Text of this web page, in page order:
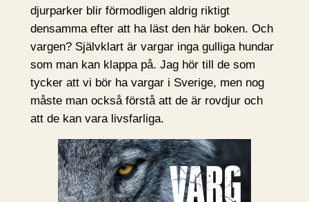
djurparker blir förmodligen aldrig riktigt
densamma efter att ha läst den här boken. Och
vargen? Självklart är vargar inga gulliga hundar
som man kan klappa på. Jag hör till de som
tycker att vi bör ha vargar i Sverige, men nog
måste man också förstå att de är rovdjur och
att de kan vara livsfarliga.